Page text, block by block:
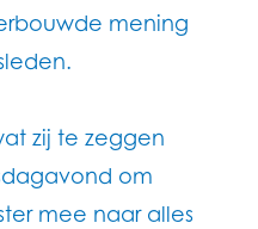
mening
zij te zeggen
om
mee naar alles